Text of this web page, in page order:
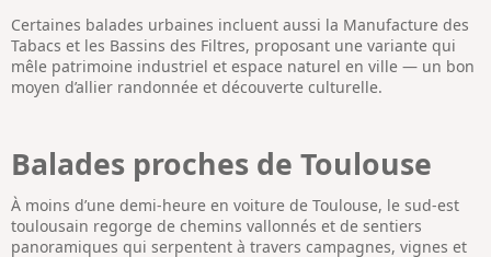
Certaines balades urbaines incluent aussi la Manufacture des
Tabacs et les Bassins des Filtres, proposant une variante qui
mêle patrimoine industriel et espace naturel en ville — un bon
moyen d’allier randonnée et découverte culturelle.
Balades proches de Toulouse
À moins d’une demi-heure en voiture de Toulouse, le sud-est
toulousain regorge de chemins vallonnés et de sentiers
panoramiques qui serpentent à travers campagnes, vignes et